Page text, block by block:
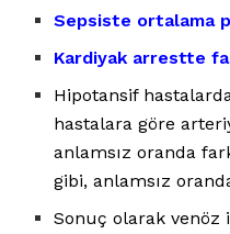
Sepsiste ortalama
Kardiyak arrestte
Hipotansif
hastalara göre
anlamsız oranda
gibi, anlamsız
Sonuç olarak venöz